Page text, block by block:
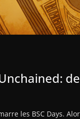
les BSC Days.